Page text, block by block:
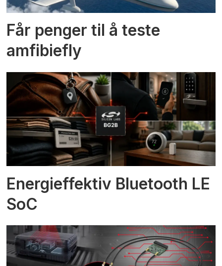
Får penger til å teste
amfibiefly
Energieffektiv Bluetooth LE
SoC